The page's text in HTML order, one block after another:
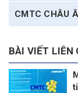
CMTC CHÂU
BÀI VIẾT LIÊN